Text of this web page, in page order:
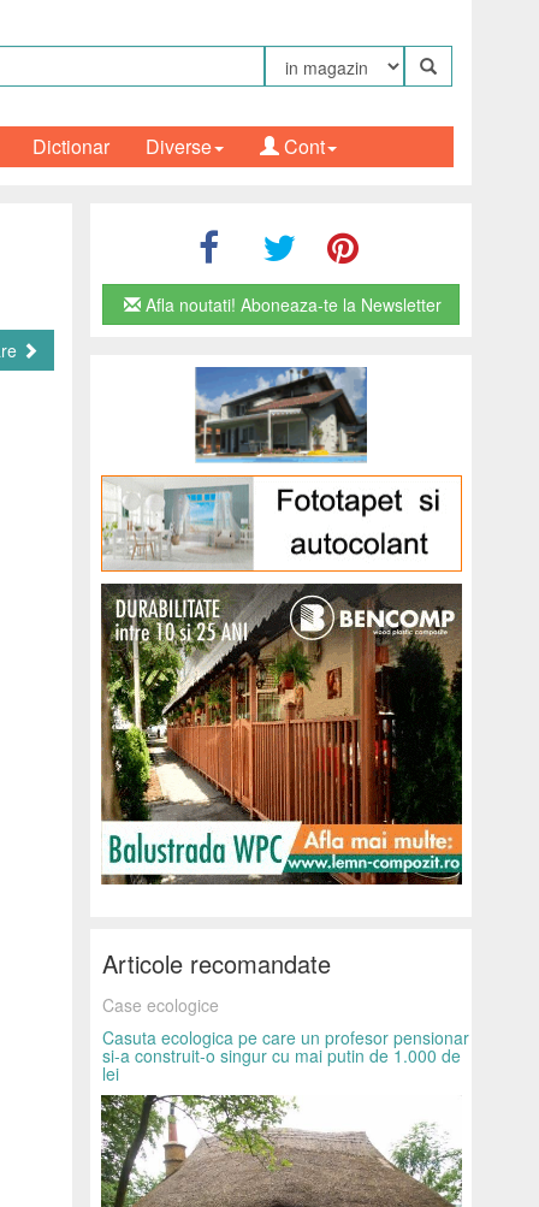
Dictionar Cont
Diverse
Afla noutati! Aboneaza-te la Newsletter
Articole recomandate
Case ecologice
Casuta ecologica pe care un profesor pensionar
si-a construit-o singur cu mai putin de 1.000 de
lei